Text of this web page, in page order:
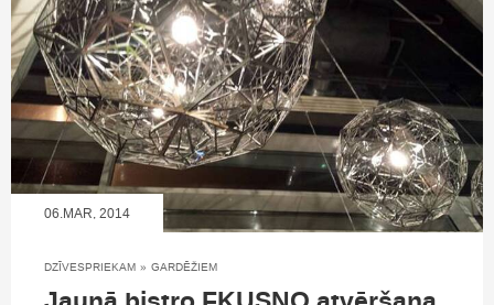
06.MAR, 2014
DZĪVESPRIEKAM » GARDĒŽIEM